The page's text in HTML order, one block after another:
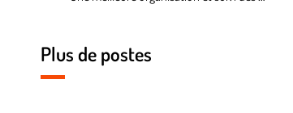
Plus de postes